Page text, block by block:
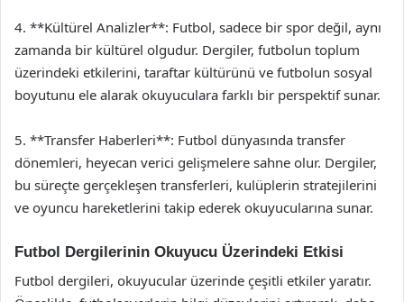
4. **Kültürel Analizler**: Futbol, sadece bir spor değil, aynı
zamanda bir kültürel olgudur. Dergiler, futbolun toplum
üzerindeki etkilerini, taraftar kültürünü ve futbolun sosyal
boyutunu ele alarak okuyuculara farklı bir perspektif sunar.
5. **Transfer Haberleri**: Futbol dünyasında transfer
dönemleri, heyecan verici gelişmelere sahne olur. Dergiler,
bu süreçte gerçekleşen transferleri, kulüplerin stratejilerini
ve oyuncu hareketlerini takip ederek okuyucularına sunar.
Futbol Dergilerinin Okuyucu Üzerindeki Etkisi
Futbol dergileri, okuyucular üzerinde çeşitli etkiler yaratır.